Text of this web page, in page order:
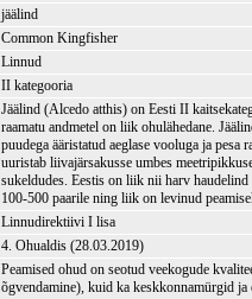
jäälind
Common Kingfisher
Linnud
II kategooria
Jäälind (Alcedo atthis) on Eesti II
raamatu andmetel on liik ohulähedane.
puudega ääristatud aeglase vooluga ja pesa
uuristab liivajärsakusse umbes
sukeldudes. Eestis on liik nii harv
100-500 paarile ning liik on levinud
Linnudirektiivi I lisa
4. Ohualdis (28.03.2019)
Peamised ohud on seotud veekogude
õgvendamine), kuid ka keskkonnamürgid ja